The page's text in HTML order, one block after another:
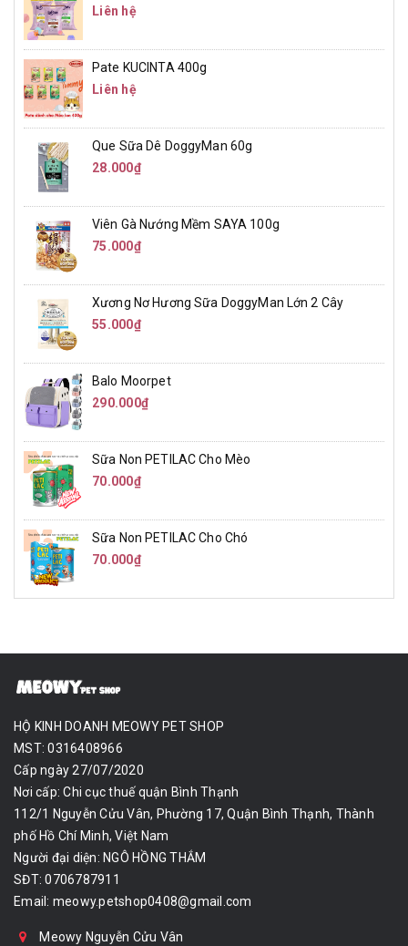
Liên hệ
Pate KUCINTA 400g
Liên hệ
Que Sữa Dê DoggyMan 60g
28.000₫
Viên Gà Nướng Mềm SAYA 100g
75.000₫
Xương Nơ Hương Sữa DoggyMan Lớn 2 Cây
55.000₫
Balo Moorpet
290.000₫
Sữa Non PETILAC Cho Mèo
70.000₫
Sữa Non PETILAC Cho Chó
70.000₫
HỘ KINH DOANH MEOWY PET SHOP
MST: 0316408966
Cấp ngày 27/07/2020
Nơi cấp: Chi cục thuế quận Bình Thạnh
112/1 Nguyễn Cửu Vân, Phường 17, Quận Bình Thạnh, Thành
phố Hồ Chí Minh, Việt Nam
Người đại diện: NGÔ HỒNG THẮM
SĐT: 0706787911
Email: meowy.petshop0408@gmail.com
Meowy Nguyễn Cửu Vân